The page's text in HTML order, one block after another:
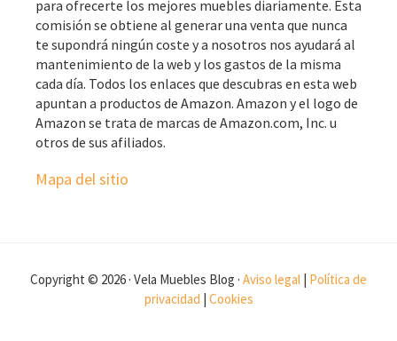
para ofrecerte los mejores muebles diariamente. Esta
comisión se obtiene al generar una venta que nunca
te supondrá ningún coste y a nosotros nos ayudará al
mantenimiento de la web y los gastos de la misma
cada día. Todos los enlaces que descubras en esta web
apuntan a productos de Amazon. Amazon y el logo de
Amazon se trata de marcas de Amazon.com, Inc. u
otros de sus afiliados.
Mapa del sitio
Copyright © 2026 · Vela Muebles Blog · Aviso legal | Política de
privacidad | Cookies